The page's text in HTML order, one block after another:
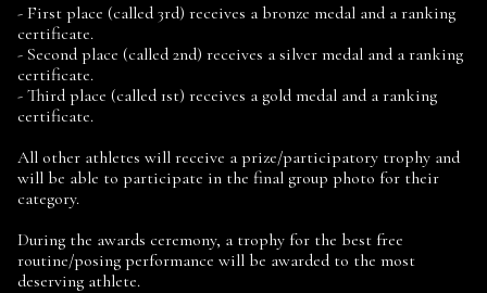
- First place (called 3rd) receives a bronze medal and a ranking
certificate.
- Second place (called 2nd) receives a silver medal and a ranking
certificate.
- Third place (called 1st) receives a gold medal and a ranking
certificate.
All other athletes will receive a prize/participatory trophy and
will be able to participate in the final group photo for their
category.
During the awards ceremony, a trophy for the best free
routine/posing performance will be awarded to the most
deserving athlete.